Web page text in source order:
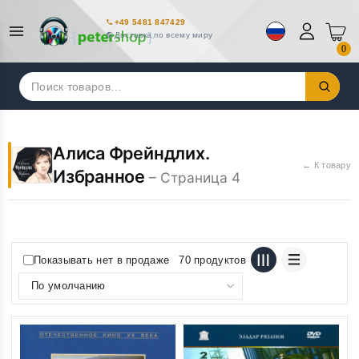
+49 5481 847429
Доставка по всему миру
0
Искать:
Алиса Фрейндлих.
Избранное – Страница 4
← К товару
Показывать нет в продаже 70 продуктов